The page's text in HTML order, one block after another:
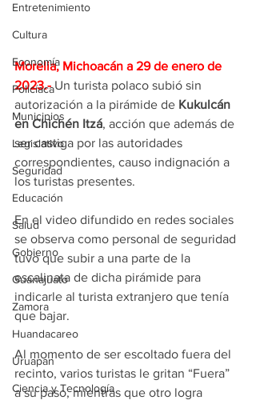
Entretenimiento
Cultura
Economía
Policíaca
Municipios
Legislativo
Seguridad
Educación
Salud
Gobierno
Guanajuato
Zamora
Huandacareo
Uruapan
Ciencia y Tecnología
Morelia, Michoacán a 29 de enero de
2023.- Un turista polaco subió sin
autorización a la pirámide de Kukulcán
en Chichén Itzá, acción que además de
ser castiga por las autoridades
correspondientes, causo indignación a
los turistas presentes.
En el video difundido en redes sociales
se observa como personal de seguridad
tuvo que subir a una parte de la
escalinata de dicha pirámide para
indicarle al turista extranjero que tenía
que bajar.
Al momento de ser escoltado fuera del
recinto, varios turistas le gritan “Fuera”
a su paso, mientras que otro logra